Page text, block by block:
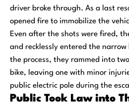
driver broke through. As a last
opened fire to immobilize the
Even after the shots were fired,
and recklessly entered the narrow
the process, they rammed into
bike, leaving one with minor
public electric pole during the
Public Took Law into